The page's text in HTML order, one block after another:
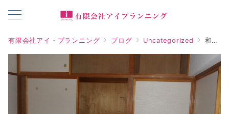
有限会社アイ・プランニング ブログ Uncategorized 和室から洋室にリフォーム